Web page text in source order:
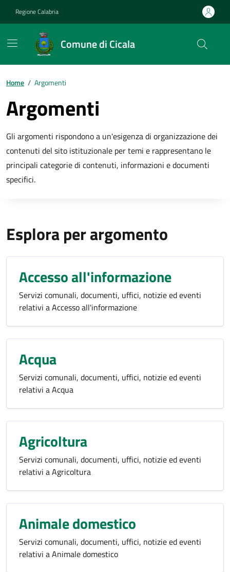
Regione Calabria
Comune di Cicala
Home / Argomenti
Argomenti
Gli argomenti rispondono a un'esigenza di organizzazione dei
contenuti del sito istituzionale per temi e rappresentano le
principali categorie di contenuti, informazioni e documenti
specifici.
Esplora per argomento
Accesso all'informazione
Servizi comunali, documenti, uffici, notizie ed eventi
relativi a Accesso all'informazione
Acqua
Servizi comunali, documenti, uffici, notizie ed eventi
relativi a Acqua
Agricoltura
Servizi comunali, documenti, uffici, notizie ed eventi
relativi a Agricoltura
Animale domestico
Servizi comunali, documenti, uffici, notizie ed eventi
relativi a Animale domestico